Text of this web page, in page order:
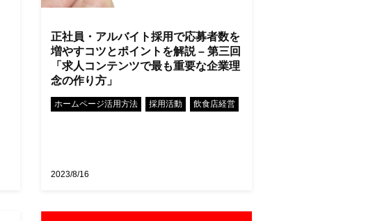
正社員・アルバイト採用で応募者数を
増やすコツとポイントを解説 – 第三回
「求人コンテンツで最も重要な企業理
念の作り方」
ホームページ活用方法 採用活動 飲食店経営
2023/8/16